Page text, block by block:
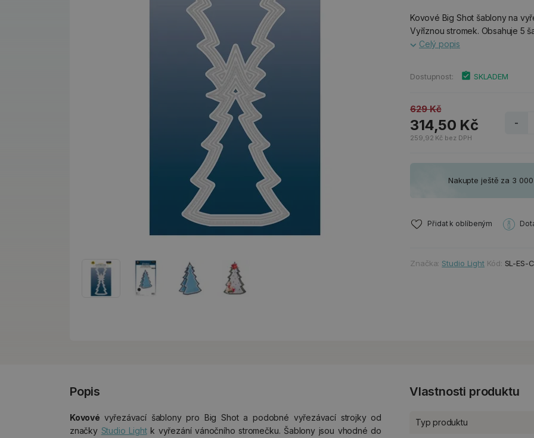
Kovové Big Shot šablony na
Vyříznou stromek. Obsahuje 5
Celý popis
Dostupnost: SKLADEM
629 Kč
314,50 Kč
259,92 Kč bez DPH
-
Nakupte ještě za 3
Přidat k oblíbeným
Značka: Studio Light Kód: SL-ES-
Popis
Kovové vyřezávací šablony pro Big Shot a podobné vyřezávací strojky od
značky Studio Lightk vyřezání vánočního stromečku. Šablony jsou vhodné do
Vlastnosti produktu
Typ produktu